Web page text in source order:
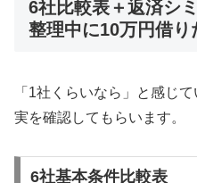
6社比較表＋返済シ
整理中に10万円借り
「1社くらいなら」と感じ
実を確認してもらいます。
6社基本条件比較表